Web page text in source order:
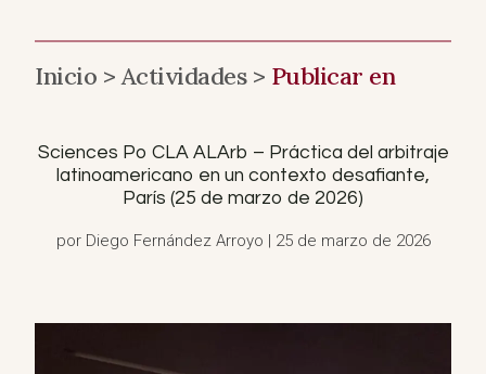
Inicio >Actividades > Publicar en
Sciences Po CLA ALArb – Práctica del arbitraje
latinoamericano en un contexto desafiante,
París (25 de marzo de 2026)
por Diego Fernández Arroyo | 25 de marzo de 2026